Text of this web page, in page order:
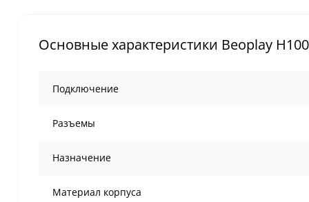
Основные характеристики Beoplay
Подключение
Разъемы
Назначение
Материал корпуса